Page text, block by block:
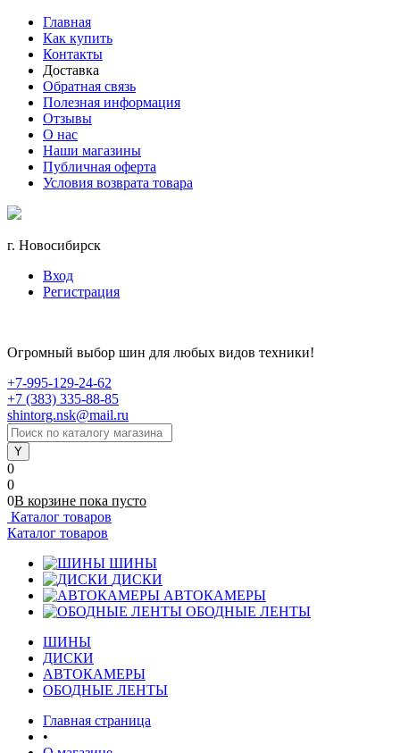
Главная
Как купить
Контакты
Доставка
Обратная связь
Полезная информация
Отзывы
О нас
Наши магазины
Публичная оферта
Условия возврата товара
г. Новосибирск
Вход
Регистрация
Огромный выбор шин для любых видов техники!
+7-995-129-24-62
+7 (383) 335-88-85
shintorg.nsk@mail.ru
0
0
0В корзине пока пусто
Каталог товаров
Каталог товаров
ШИНЫ
ДИСКИ
АВТОКАМЕРЫ
ОБОДНЫЕ ЛЕНТЫ
ШИНЫ
ДИСКИ
АВТОКАМЕРЫ
ОБОДНЫЕ ЛЕНТЫ
Главная страница
•